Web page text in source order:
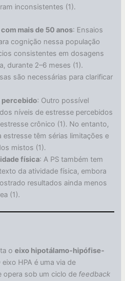
inconsistentes (1).
mais de 50 anos: Ensaios
cognição nessa população
consistentes em dosagens
durante 2–6 meses (1).
são necessárias para clarificar
percebido: Outro possível
níveis de estresse percebidos
crônico (1). No entanto,
estresse têm sérias limitações e
mistos (1).
física: A PS também tem
da atividade física, embora
resultados ainda menos
(1).
oeixo hipotálamo-hipófise-
eixo HPA é uma via de
opera sob um ciclo de feedback